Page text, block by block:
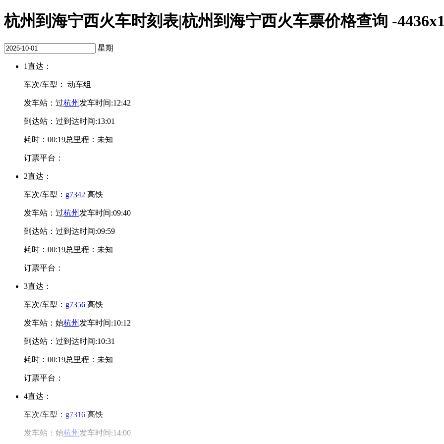
杭州到海宁西火车时刻表|杭州到海宁西火车票价格查询 -
星期
1直达：
车次/车型： 动车组
发车站： 过杭州 发车时间:12:42
到达站： 过到达时间:13:01
耗时：00:19总里程：未知
订票平台：
2直达：
车次/车型： g7342 高铁
发车站： 过杭州 发车时间:09:40
到达站： 过到达时间:09:59
耗时：00:19总里程：未知
订票平台：
3直达：
车次/车型： g7356 高铁
发车站： 始杭州 发车时间:10:12
到达站： 过到达时间:10:31
耗时：00:19总里程：未知
订票平台：
4直达：
车次/车型： g7316 高铁
发车站： 始杭州发车时间:14:00